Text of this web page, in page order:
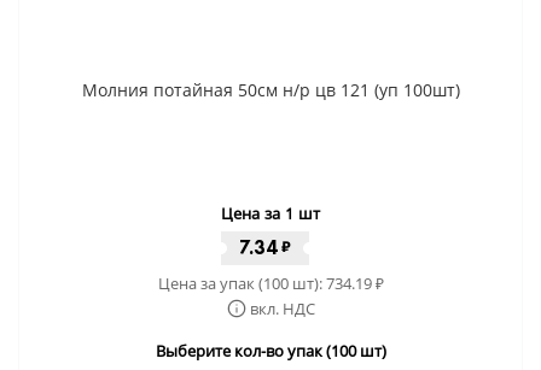
Молния потайная 50см н/р цв 121 (уп 100шт)
Цена за 1 шт
7.34 ₽
Цена за упак (100 шт):734.19₽
вкл. НДС
Выберите кол-во упак (100 шт)